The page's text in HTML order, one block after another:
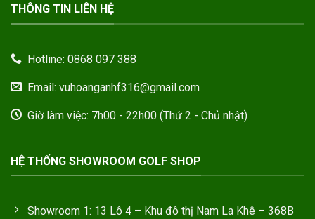
THÔNG TIN LIÊN HỆ
Hotline: 0868 097 388
Email: vuhoanganhf316@gmail.com
Giờ làm việc: 7h00 - 22h00 (Thứ 2 - Chủ nhật)
HỆ THỐNG SHOWROOM GOLF SHOP
Showroom 1: 13 Lô 4 – Khu đô thị Nam La Khê – 368B